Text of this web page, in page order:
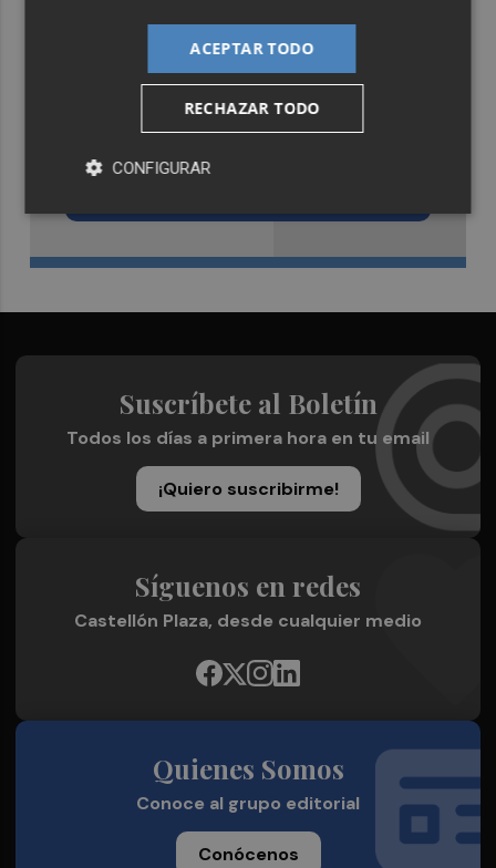
Recibe toda la actualidad de
Castellón Plaza en tu correo
Suscríbete al Boletín
Todos los días a primera hora en tu email
¡Quiero suscribirme!
Síguenos en redes
Castellón Plaza, desde cualquier medio
Quienes Somos
Conoce al grupo editorial
Conócenos
ACEPTAR TODO
RECHAZAR TODO
CONFIGURAR